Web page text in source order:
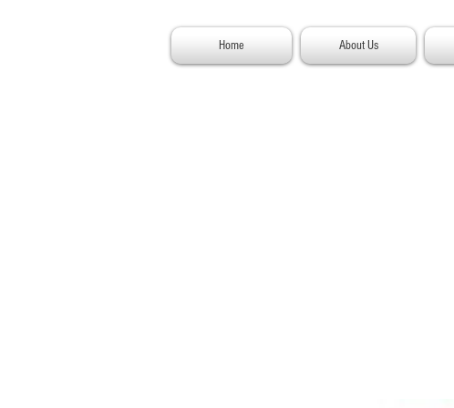
Home About Us